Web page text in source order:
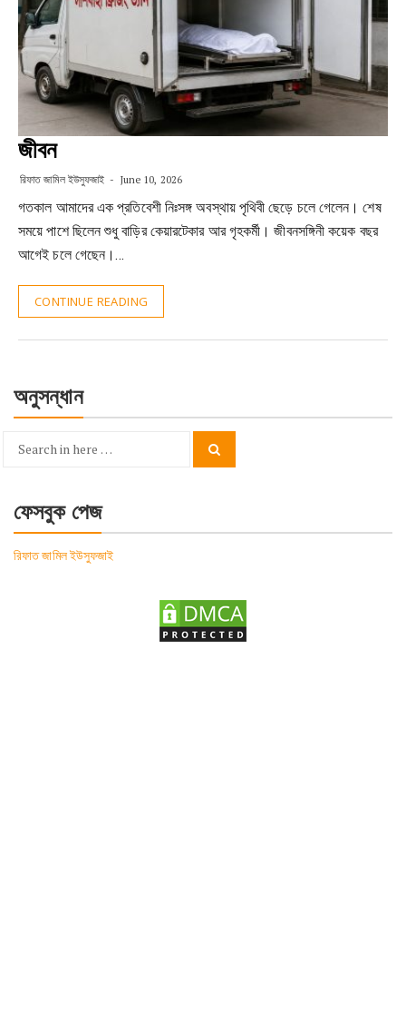
জীবন
রিফাত জামিল ইউসুফজাই June 10, 2026
গতকাল আমাদের এক প্রতিবেশী নিঃসঙ্গ অবস্থায় পৃথিবী ছেড়ে চলে গেলেন। শেষ
সময়ে পাশে ছিলেন শুধু বাড়ির কেয়ারটেকার আর গৃহকর্মী। জীবনসঙ্গিনী কয়েক বছর
আগেই চলে গেছেন।…
CONTINUE READING
অনুসন্ধান
Search
ফেসবুক পেজ
রিফাত জামিল ইউসুফজাই